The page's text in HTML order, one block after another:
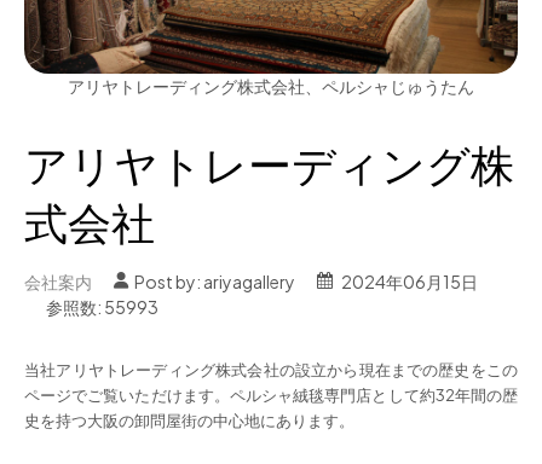
アリヤトレーディング株式会社、ペルシャじゅうたん
アリヤトレーディング株
式会社
会社案内 Post by: ariyagallery
2024年06月15日
参照数: 55993
当社アリヤトレーディング株式会社の設立から現在までの歴史をこの
ページでご覧いただけます。ペルシャ絨毯専門店として約32年間の歴
史を持つ大阪の卸問屋街の中心地にあります。